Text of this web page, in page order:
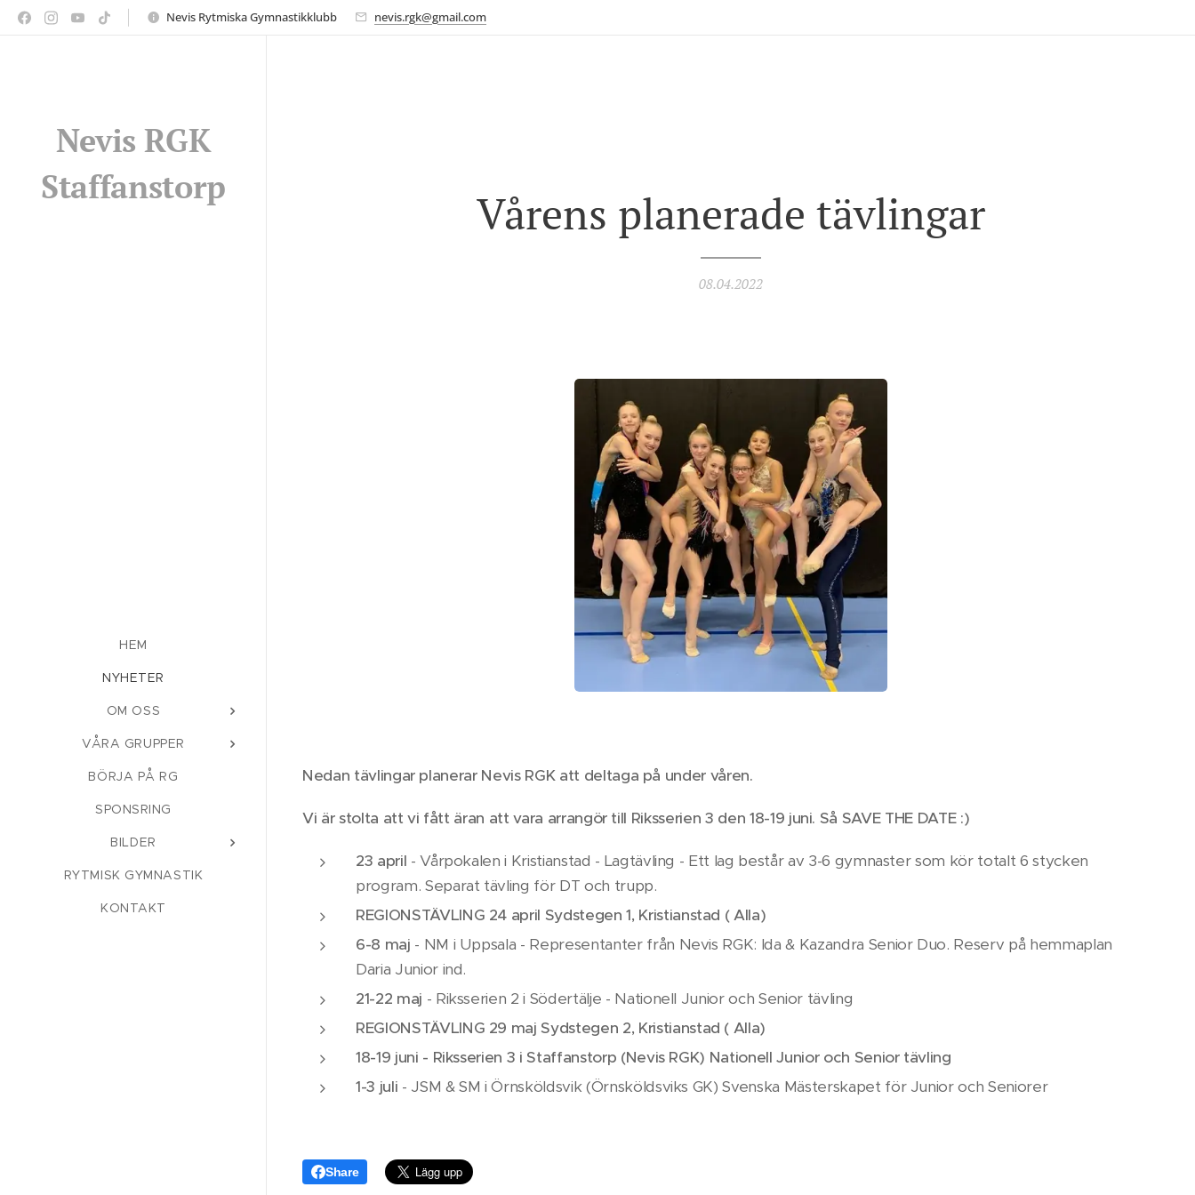
Nevis Rytmiska Gymnastikklubb nevis.rgk@gmail.com
Nevis RGK
Staffanstorp
HEM
NYHETER
OM OSS
VÅRA GRUPPER
BÖRJA PÅ RG
SPONSRING
BILDER
RYTMISK GYMNASTIK
KONTAKT
Vårens planerade tävlingar
08.04.2022
Nedan tävlingar planerar Nevis RGK att deltaga på under våren.
Vi är stolta att vi fått äran att vara arrangör till Riksserien 3 den 18-19 juni. Så SAVE THE DATE :)
23 april - Vårpokalen i Kristianstad - Lagtävling - Ett lag består av 3-6 gymnaster som kör totalt 6 stycken
program. Separat tävling för DT och trupp.
REGIONSTÄVLING 24 april Sydstegen 1, Kristianstad ( Alla)
6-8 maj - NM i Uppsala - Representanter från Nevis RGK: Ida & Kazandra Senior Duo. Reserv på hemmaplan
Daria Junior ind.
21-22 maj - Riksserien 2 i Södertälje - Nationell Junior och Senior tävling
REGIONSTÄVLING 29 maj Sydstegen 2, Kristianstad ( Alla)
18-19 juni - Riksserien 3 i Staffanstorp (Nevis RGK) Nationell Junior och Senior tävling
1-3 juli - JSM & SM i Örnsköldsvik (Örnsköldsviks GK) Svenska Mästerskapet för Junior och Seniorer
Share